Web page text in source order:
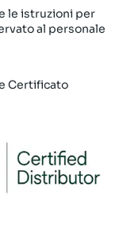
le istruzioni per
al personale
Certificato